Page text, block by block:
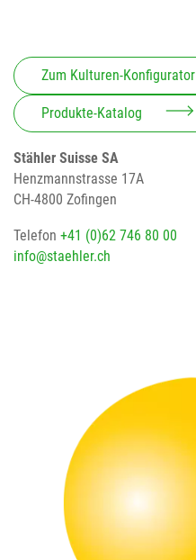
Zum Kulturen-Konfigurator
Produkte-Katalog
Stähler Suisse SA
Henzmannstrasse 17A
CH-4800 Zofingen
Telefon +41 (0)62 746 80 00
info@staehler.ch